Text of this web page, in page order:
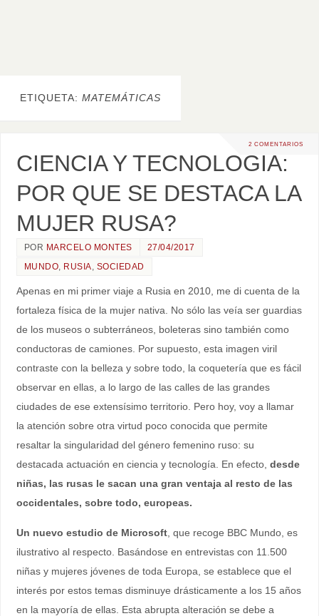
ETIQUETA: MATEMÁTICAS
2 COMENTARIOS
CIENCIA Y TECNOLOGIA:
POR QUE SE DESTACA LA
MUJER RUSA?
POR MARCELO MONTES
27/04/2017
MUNDO, RUSIA, SOCIEDAD
Apenas en mi primer viaje a Rusia en 2010, me di cuenta de la
fortaleza física de la mujer nativa. No sólo las veía ser guardias
de los museos o subterráneos, boleteras sino también como
conductoras de camiones. Por supuesto, esta imagen viril
contraste con la belleza y sobre todo, la coquetería que es fácil
observar en ellas, a lo largo de las calles de las grandes
ciudades de ese extensísimo territorio. Pero hoy, voy a llamar
la atención sobre otra virtud poco conocida que permite
resaltar la singularidad del género femenino ruso: su
destacada actuación en ciencia y tecnología. En efecto, desde
niñas, las rusas le sacan una gran ventaja al resto de las
occidentales, sobre todo, europeas.
Un nuevo estudio de Microsoft, que recoge BBC Mundo, es
ilustrativo al respecto. Basándose en entrevistas con 11.500
niñas y mujeres jóvenes de toda Europa, se establece que el
interés por estos temas disminuye drásticamente a los 15 años
en la mayoría de ellas. Esta abrupta alteración se debe a